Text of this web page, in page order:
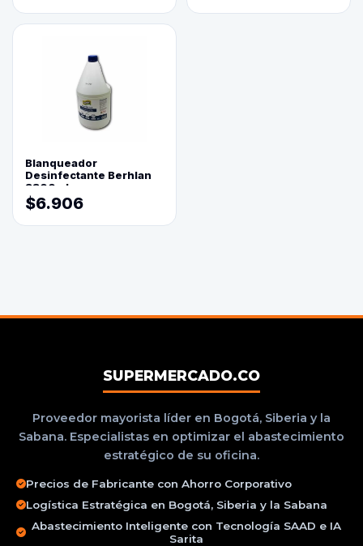
Blanqueador
Desinfectante Berhlan
3800ml
$6.906
SUPERMERCADO.CO
Proveedor mayorista líder en Bogotá, Siberia y la
Sabana. Especialistas en optimizar el abastecimiento
estratégico de su oficina.
Precios de Fabricante con Ahorro Corporativo
Logística Estratégica en Bogotá, Siberia y la Sabana
Abastecimiento Inteligente con Tecnología SAAD e IA
Sarita